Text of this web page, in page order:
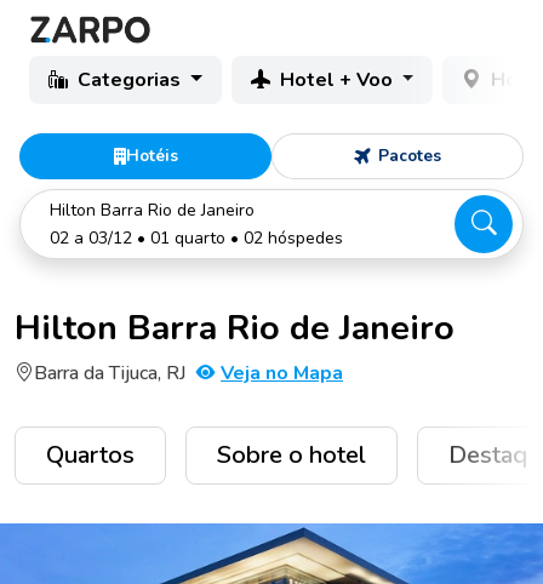
Categorias Hotel + Voo
Hotéis Pacotes
Hilton Barra Rio de Janeiro
02 a 03/12 • 01 quarto • 02 hóspedes
Hilton Barra Rio de Janeiro
Barra da Tijuca, RJ Veja no Mapa
Quartos Sobre o hotel